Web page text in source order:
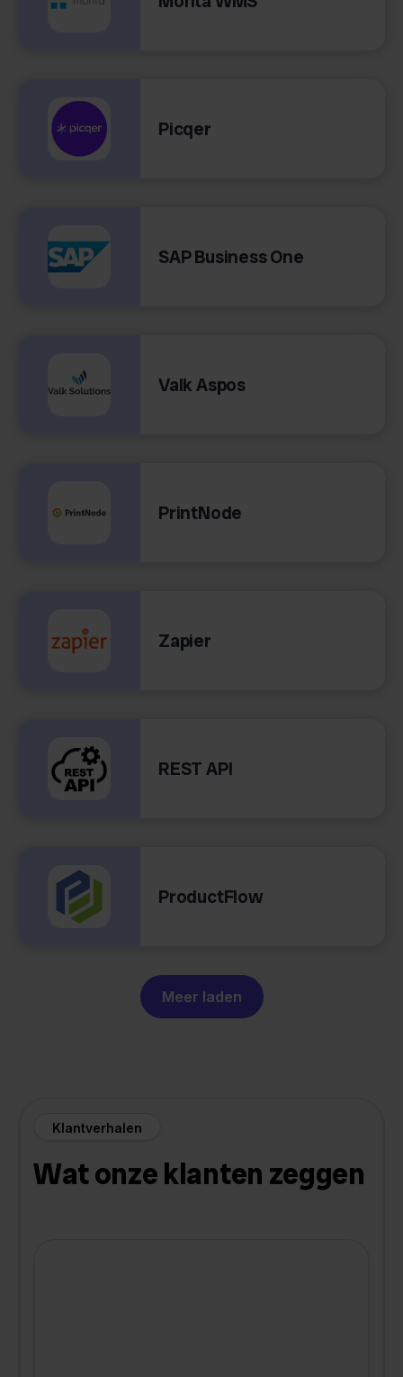
Picqer
SAP Business One
Valk Aspos
PrintNode
Zapier
REST API
ProductFlow
Meer laden
Klantverhalen
Wat onze klanten zeggen